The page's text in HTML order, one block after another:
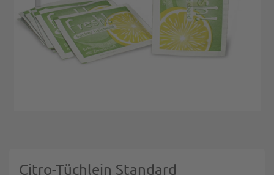
Citro-Tüchlein Standard